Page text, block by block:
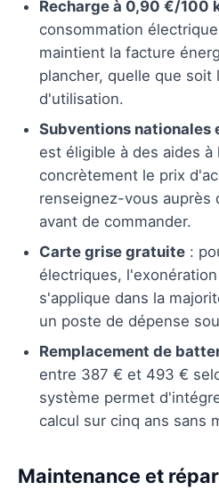
Recharge à 0,90 €/100
consommation
maintient la facture
plancher, quelle que soit
d'utilisation.
Subventions nationales
est éligible à des aides
concrètement le prix
renseignez-vous auprès
avant de commander.
Carte grise gratuite :
électriques,
s'applique dans la
un poste de dépense
Remplacement de
entre 387 € et 493 €
système permet
calcul sur cinq ans sans
Maintenance et